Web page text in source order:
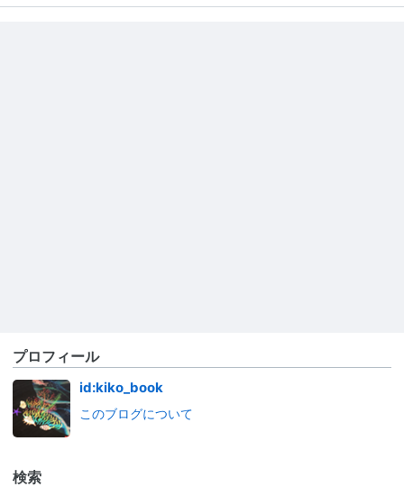
プロフィール
id:kiko_book
このブログについて
検索